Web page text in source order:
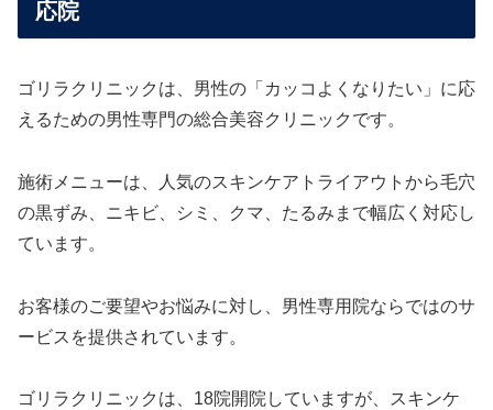
応院
ゴリラクリニックは、男性の「カッコよくなりたい」に応
えるための男性専門の総合美容クリニックです。
施術メニューは、人気のスキンケアトライアウトから毛穴
の黒ずみ、ニキビ、シミ、クマ、たるみまで幅広く対応し
ています。
お客様のご要望やお悩みに対し、男性専用院ならではのサ
ービスを提供されています。
ゴリラクリニックは、18院開院していますが、スキンケ